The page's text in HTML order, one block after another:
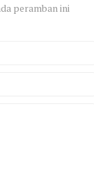
peramban ini